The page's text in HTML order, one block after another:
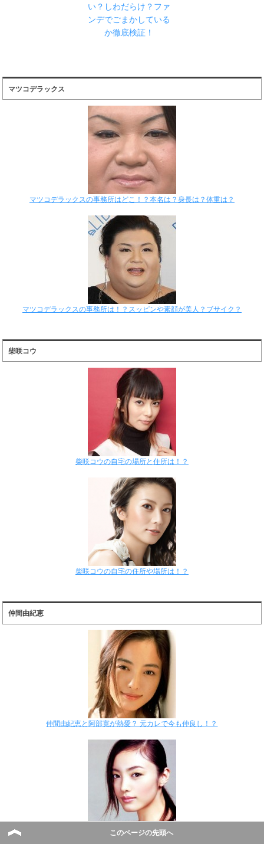
い？しわだらけ？ファ
ンデでごまかしている
か徹底検証！
マツコデラックス
マツコデラックスの事務所はどこ！？本名は？身長は？体重は？
マツコデラックスの事務所は！？スッピンや素顔が美人？ブサイク？
柴咲コウ
柴咲コウの自宅の場所と住所は！？
柴咲コウの自宅の住所や場所は！？
仲間由紀恵
仲間由紀恵と阿部寛が熱愛？ 元カレで今も仲良し！？
仲間由紀恵と国仲涼子が親友！？すっぴんは？
このページの先頭へ